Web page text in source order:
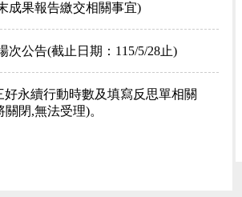
成果報告繳交相關事宜)
次公告(截止日期：115/5/28止)
永續行動時數及填寫反思單相關
閉,無法受理)。